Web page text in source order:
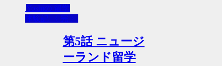
Yoshiの 留学
体験記 〈 完 〉
第5話 ニュージ
ーランド留学